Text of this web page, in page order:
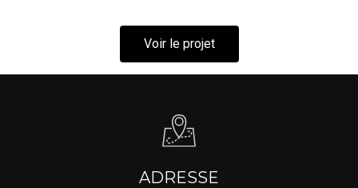
Voir le projet
ADRESSE